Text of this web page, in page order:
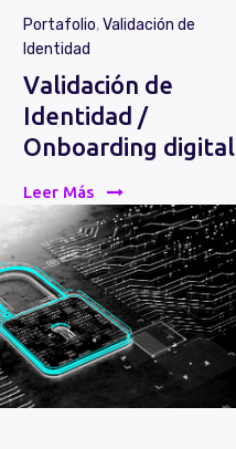
Portafolio,Validación de
Identidad
Validación de
Identidad /
Onboarding digital
Leer Más